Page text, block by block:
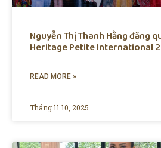
Nguyễn Thị Thanh Hằng đăng
Heritage Petite International
READ MORE »
Tháng 11 10, 2025